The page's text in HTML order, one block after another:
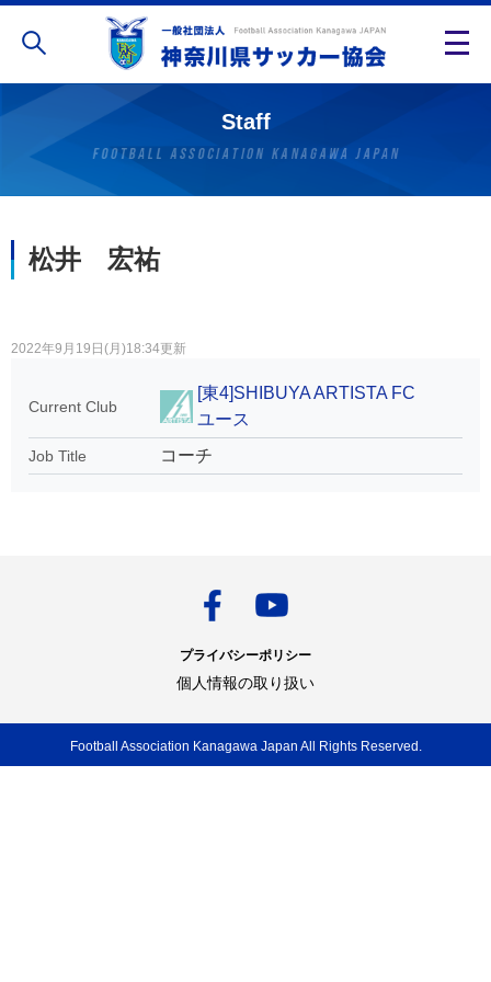
Staff
松井 宏祐
2022年9月19日(月)18:34更新
Current Club
[東4]SHIBUYA ARTISTA FC
ユース
Job Title コーチ
プライバシーポリシー
個人情報の取り扱い
Football Association Kanagawa Japan All Rights Reserved.